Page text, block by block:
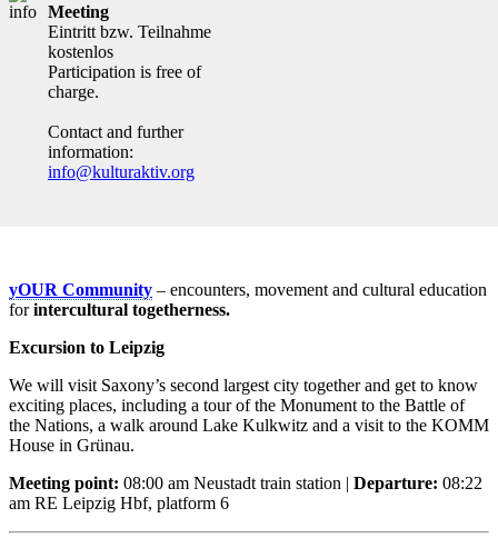
Meeting
Eintritt bzw. Teilnahme
kostenlos
Participation is free of
charge.
Contact and further
information:
info@kulturaktiv.org
yOUR Community – encounters, movement and cultural education
forintercultural togetherness.
Excursion to Leipzig
We will visit Saxony’s second largest city together and get to know
exciting places, including a tour of the Monument to the Battle of
the Nations, a walk around Lake Kulkwitz and a visit to the KOMM
House in Grünau.
Meeting point: 08:00 am Neustadt train station | Departure: 08:22
am RE Leipzig Hbf, platform 6